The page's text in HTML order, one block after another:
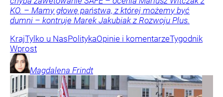
KO. – Mamy głowę państwa, z której możemy być
dumni – kontruje Marek Jakubiak z Rozwoju Plus.
KrajTylko u NasPolitykaOpinie i komentarzeTygodnik
Wprost
Magdalena Frindt